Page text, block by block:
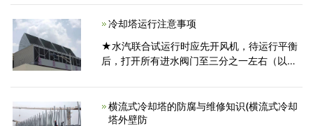
中流动，可以防止冷却水被外部环境污染。管
道中冷却水的热量通过
冷却塔运行注意事项
★水汽联合试运行时应先开风机，待运行平衡
后，打开所有进水阀门至三分之一左右（以防
坏），然后再开启水泵，最后调节进水阀门，
将水量慢慢加到额定值左右；★
横流式冷却塔的防腐与维修知识(横流式冷却
塔外壁防